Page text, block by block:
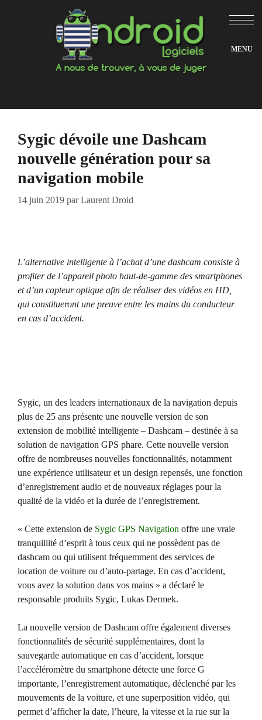
Sygic dévoile une Dashcam
nouvelle génération pour sa
navigation mobile
14 juin 2019 parLaurent Droid
L’alternative intelligente à l’achat d’une dashcam consiste à
profiter de l’appareil photo haut-de-gamme des smartphones
et d’un capteur optique afin de réaliser des vidéos en HD,
qui constitueront une preuve entre les mains du conducteur
en cas d’accident.
Sygic, un des leaders internationaux de la navigation depuis
plus de 25 ans présente une nouvelle version de son
extension de mobilité intelligente – Dashcam – destinée à sa
solution de navigation GPS phare. Cette nouvelle version
offre de nombreuses nouvelles fonctionnalités, notamment
une expérience utilisateur et un design repensés, une fonction
d’enregistrement audio et de nouveaux réglages pour la
qualité de la vidéo et la durée de l’enregistrement.
« Cette extension de Sygic GPS Navigation offre une vraie
tranquillité d’esprit à tous ceux qui ne possèdent pas de
dashcam ou qui utilisent fréquemment des services de
location de voiture ou d’auto-partage. En cas d’accident,
vous avez la solution dans vos mains » a déclaré le
responsable produits Sygic, Lukas Dermek.
La nouvelle version de Dashcam offre également diverses
fonctionnalités de sécurité supplémentaires, dont la
sauvegarde automatique en cas d’accident, lorsque
l’accéléromètre du smartphone détecte une force G
importante, l’enregistrement automatique, déclenché par les
mouvements de la voiture, et une superposition vidéo, qui
permet d’afficher la date, l’heure, la vitesse et la rue sur la